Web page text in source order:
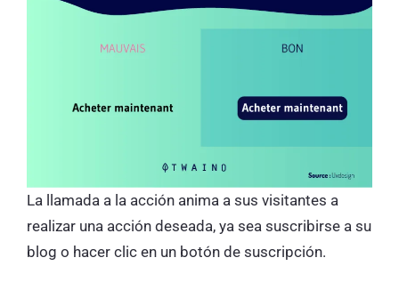
La llamada a la acción anima a sus visitantes a
realizar una acción deseada, ya sea suscribirse a su
blog o hacer clic en un botón de suscripción.